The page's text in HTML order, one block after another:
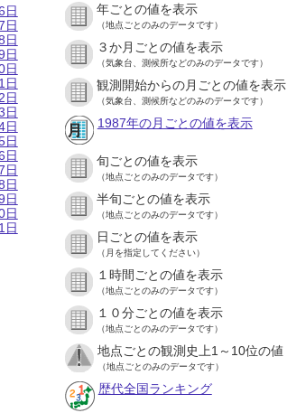
日
日
日
日
日
日
日
日
日
日
日
日
日
日
日
日
年ごとの値を表示
（地点ごとのみのデータです）
３か月ごとの値を表示
（気象台、測候所などのみのデータです）
観測開始からの月ごとの値を表示
（気象台、測候所などのみのデータです）
1987年の月ごとの値を表示
旬ごとの値を表示
（地点ごとのみのデータです）
半旬ごとの値を表示
（地点ごとのみのデータです）
日ごとの値を表示
（月を指定してください）
１時間ごとの値を表示
（地点ごとのみのデータです）
１０分ごとの値を表示
（地点ごとのみのデータです）
地点ごとの観測史上1～10位の値
（地点ごとのみのデータです）
歴代全国ランキング